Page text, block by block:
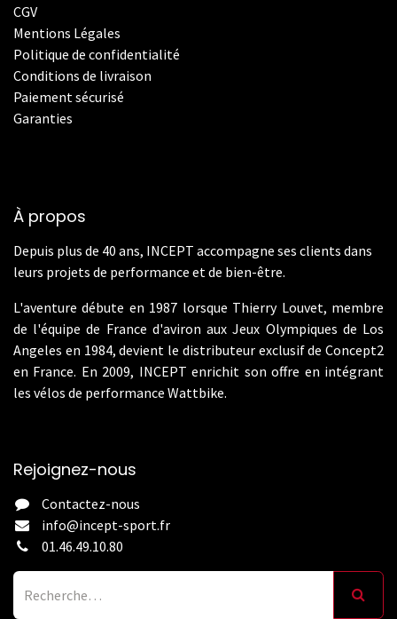
CGV
Mentions Légales
Politique de confidentialité
Conditions de livraison
Paiement sécurisé
Garanties
À propos
Depuis plus de 40 ans, INCEPT accompagne ses clients dans
leurs projets de performance et de bien-être.
L'aventure débute en 1987 lorsque Thierry Louvet, membre
de l'équipe de France d'aviron aux Jeux Olympiques de Los
Angeles en 1984, devient le distributeur exclusif de Concept2
en France. En 2009, INCEPT enrichit son offre en intégrant
les vélos de performance Wattbike.
Rejoignez-nous
Contactez-nous
info@incept-sport.fr
01.46.49.10.80